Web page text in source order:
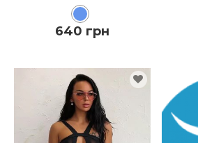
КУПИТЬ
640 грн